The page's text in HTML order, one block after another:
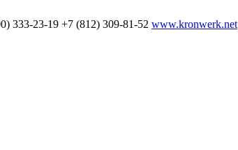
333-23-19 +7 (812) 309-81-52 www.kronwerk.net